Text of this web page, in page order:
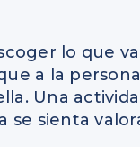
lo que
a la
Una
se sienta